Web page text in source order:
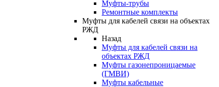
Муфты-трубы
Ремонтные комплекты
Муфты для кабелей связи на объектах
РЖД
Назад
Муфты для кабелей связи на
объектах РЖД
Муфты газонепроницаемые
(ГМВИ)
Муфты кабельные